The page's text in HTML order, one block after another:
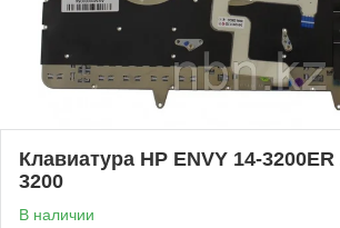
Клавиатура HP ENVY 14-3200ER
3200
В наличии